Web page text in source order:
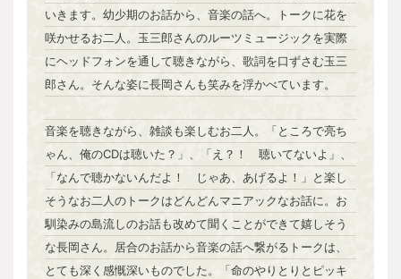
いきます。幼少期のお話から、音楽の話へ。トークに花を
咲かせるお二人。玉三郎さんのルーツミュージックを実際
にヘッドフォンを通して聴きながら、歌詞を口ずさむ玉三
郎さん。そんな姿に長岡さんも笑みを浮かべています。
音楽を聴きながら、雑談も楽しむお二人。「ところで亮ち
ゃん、俺のCDは聴いた？」、「え？！ 聴いてないよ」、
「なんで聴かないんだよ！ じゃあ、あげるよ！」と楽し
そうなお二人のトークはどんどんマニアックなお話に。お
馴染みの島流しのお話も改めて聞くことができて嬉しそう
な長岡さん。居合のお話から音楽の話へ繋がるトークは、
とても深く感慨深いものでした。「命のやりとりとピッキ